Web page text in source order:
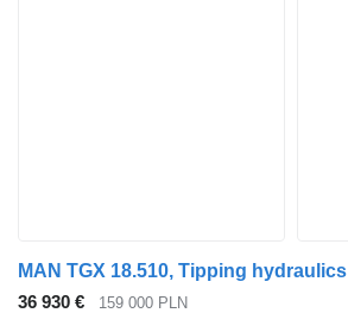
MAN TGX 18.510, Tipping hydraulics
36 930 €
159 000 PLN